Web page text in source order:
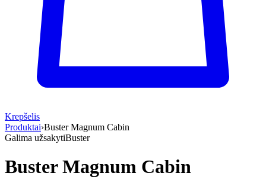
Krepšelis
Produktai›Buster Magnum Cabin
Galima užsakytiBuster
Buster Magnum Cabin